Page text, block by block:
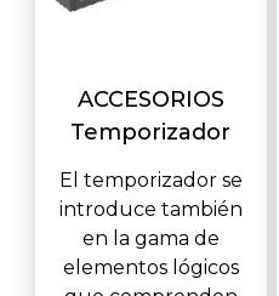
ACCESORIOS
Temporizador
El temporizador se
introduce también
en la gama de
elementos lógicos